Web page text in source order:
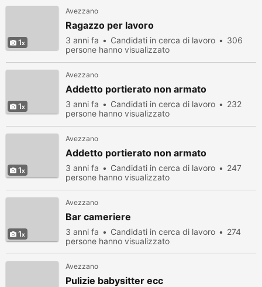
1
Avezzano
Ragazzo per lavoro
3 anni fa Candidati in cerca di lavoro
306
persone hanno visualizzato
1
Avezzano
Addetto portierato non armato
3 anni fa Candidati in cerca di lavoro
232
persone hanno visualizzato
1
Avezzano
Addetto portierato non armato
3 anni fa Candidati in cerca di lavoro
247
persone hanno visualizzato
1
Avezzano
Bar cameriere
3 anni fa Candidati in cerca di lavoro
274
persone hanno visualizzato
Avezzano
Pulizie babysitter ecc